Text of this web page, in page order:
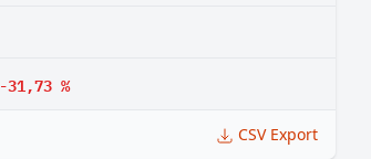
-31,73 %
CSV Export